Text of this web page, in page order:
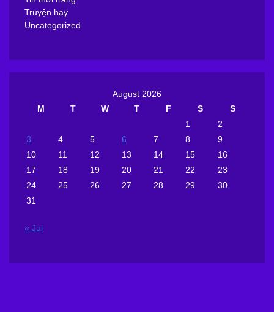
Truyện hay
Uncategorized
August 2026
M
T W T F S
S
1
2
3
4 5 6 7 8
9
10
11 12 13 14 15
16
17
18 19 20 21 22
23
24
25 26 27 28 29
30
31
« Jul